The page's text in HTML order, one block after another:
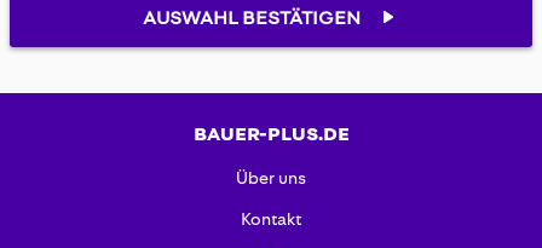
AUSWAHL BESTÄTIGEN
BAUER-PLUS.DE
Über uns
Kontakt